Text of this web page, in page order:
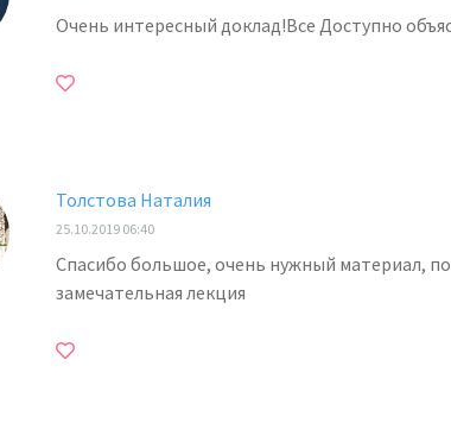
Очень интересный доклад!Все Доступно
Толстова Наталия
25.10.2019 06:40
Спасибо большое, очень нужный материал,
замечательная лекция